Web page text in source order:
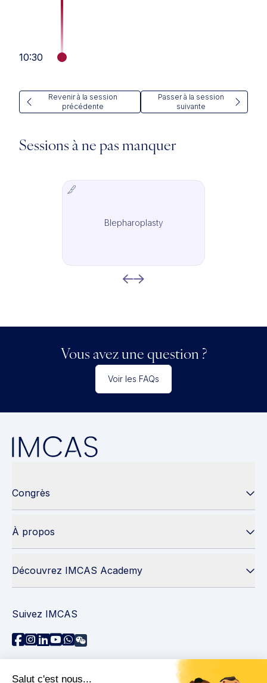
10:30
Revenir à la session
précédente
Passer à la session
suivante
Sessions à ne pas manquer
IMCAS Surgery
Blepharoplasty
Vous avez une question ?
Voir les FAQs
Congrès
À propos
Découvrez IMCAS Academy
Suivez IMCAS
Besoin d'aide ?